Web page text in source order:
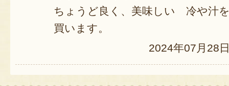
ちょうど良く、美味しい 冷や汁
買います。
2024年07月28